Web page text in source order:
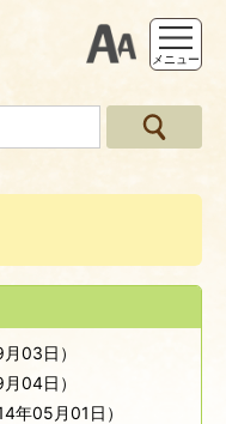
支援ツー
メニュー
03日 ）
04日 ）
年05月01日 ）